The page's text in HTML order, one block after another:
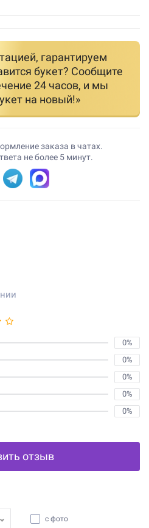
гарантируем
букет? Сообщите
24 часов, и мы
на новый!»
заказа в чатах.
не более 5 минут.
0%
0%
0%
0%
0%
отзыв
с фото